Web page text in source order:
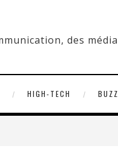
HIGH-TECH BUZZ